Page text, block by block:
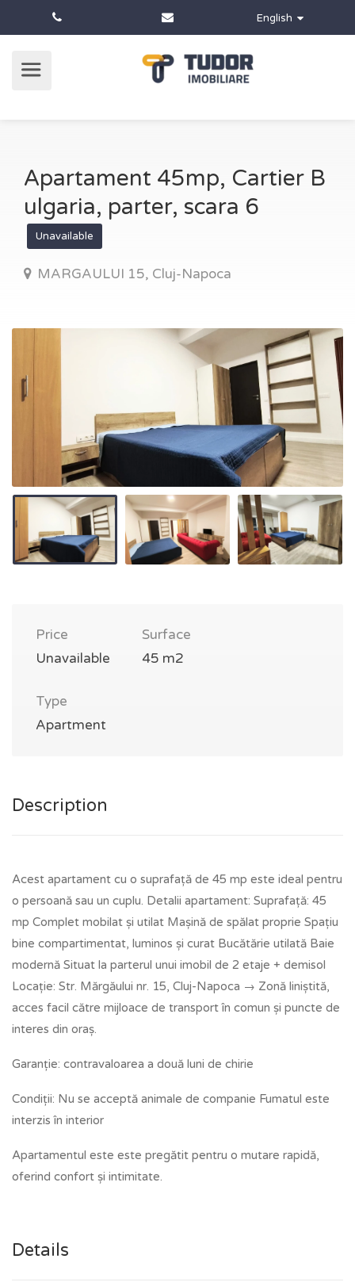
English
Apartament 45mp, Cartier B
ulgaria, parter, scara 6
Unavailable
MARGAULUI 15, Cluj-Napoca
Price
Unavailable
Surface
45 m2
Type
Apartment
Description
Acest apartament cu o suprafață de 45 mp este ideal pentru
o persoană sau un cuplu. Detalii apartament: Suprafață: 45
mp Complet mobilat și utilat Mașină de spălat proprie Spațiu
bine compartimentat, luminos și curat Bucătărie utilată Baie
modernă Situat la parterul unui imobil de 2 etaje + demisol
Locație: Str. Mărgăului nr. 15, Cluj-Napoca → Zonă liniștită,
acces facil către mijloace de transport în comun și puncte de
interes din oraș.
Garanție: contravaloarea a două luni de chirie
Condiții: Nu se acceptă animale de companie Fumatul este
interzis în interior
Apartamentul este este pregătit pentru o mutare rapidă,
oferind confort și intimitate.
Details